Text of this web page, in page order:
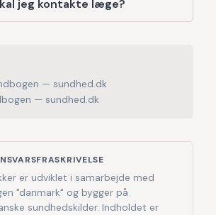
jeg kontakte læge?
— sundhed.dk
— sundhed.dk
er udviklet i samarbejde med
"danmark" og bygger på
sundhedskilder. Indholdet er